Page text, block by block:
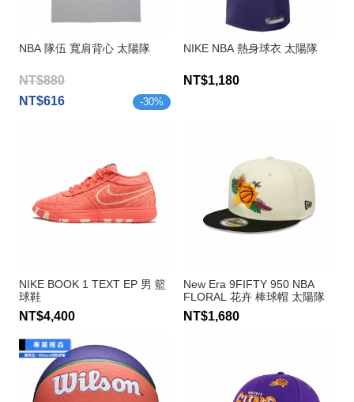
NBA 隊伍 寬肩背心 太陽隊
NT$880
NT$616
-30%
NIKE NBA 熱身球衣 太陽隊
NT$1,180
NIKE BOOK 1 TEXT EP 男 籃
球鞋
NT$4,400
New Era 9FIFTY 950 NBA
FLORAL 花卉 棒球帽 太陽隊
NT$1,680